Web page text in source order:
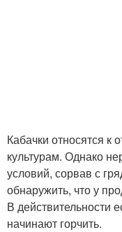
Кабачки относятся к
культурам. Однако
условий, сорвав с
обнаружить, что у
В действительности
начинают горчить.